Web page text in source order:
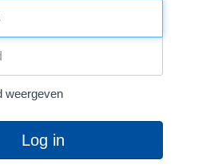
weergeven
Log in